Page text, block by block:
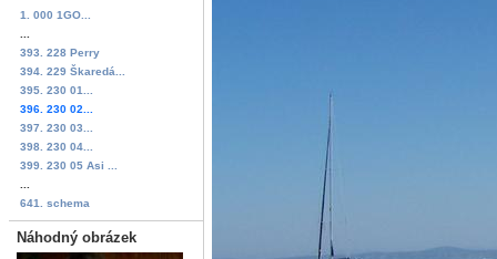
1. 000 1GO...
393. 228 Perry
394. 229 Škaredá...
395. 230 01...
396. 230 02...
397. 230 03...
398. 230 04...
399. 230 05 Asi ...
641. schema
Náhodný obrázek